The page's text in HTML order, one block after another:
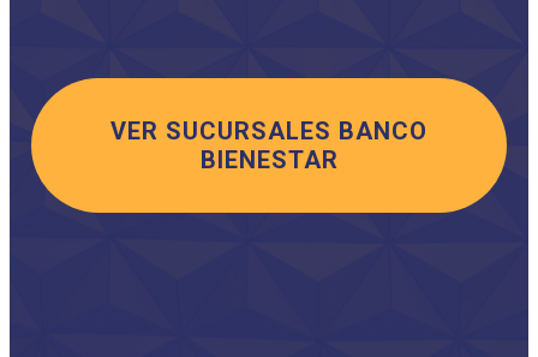
VER SUCURSALES BANCO
BIENESTAR